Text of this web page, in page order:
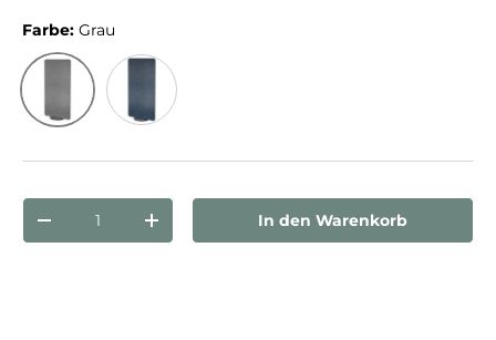
Farbe: Grau
Grau
Anzahl
Menge verringernMenge erhöhenIn den Warenkorb